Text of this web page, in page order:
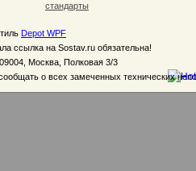
стандарты
Depot WPF
ссылка на Sostav.ru обязательна!
Москва, Полковая 3/3
о всех замеченных технических